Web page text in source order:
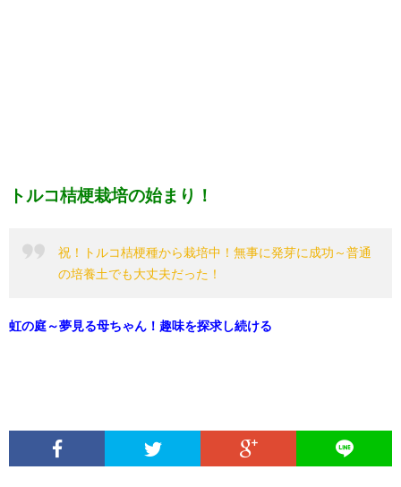
トルコ桔梗栽培の始まり！
祝！トルコ桔梗種から栽培中！無事に発芽に成功～普通
の培養土でも大丈夫だった！
虹の庭～夢見る母ちゃん！趣味を探求し続ける